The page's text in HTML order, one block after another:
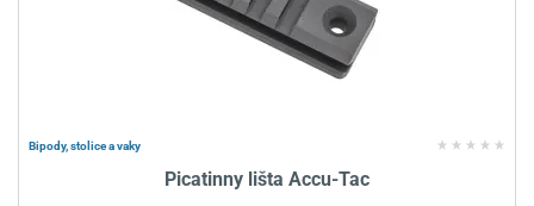
Bipody, stolice a vaky
Picatinny lišta Accu-Tac